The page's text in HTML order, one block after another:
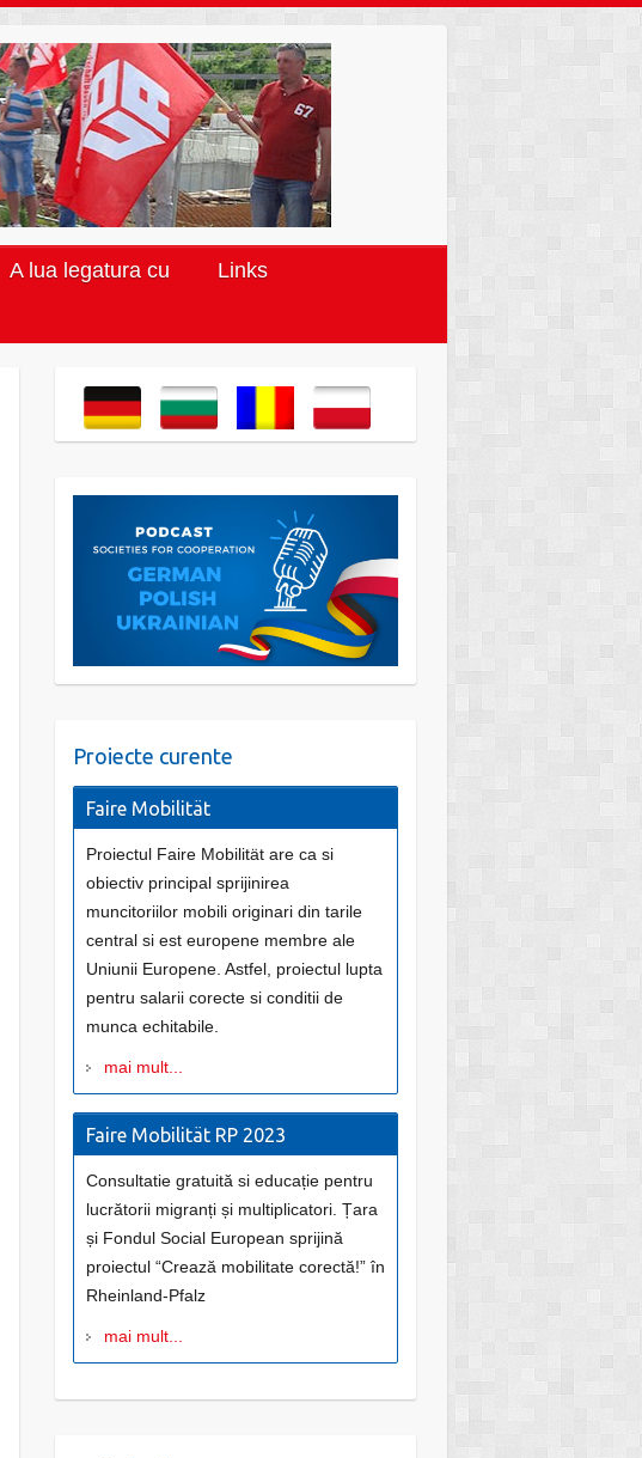
A lua legatura cu
Links
Proiecte curente
Faire Mobilität
Proiectul Faire Mobilität are ca si
obiectiv principal sprijinirea
muncitoriilor mobili originari din tarile
central si est europene membre ale
Uniunii Europene. Astfel, proiectul lupta
pentru salarii corecte si conditii de
munca echitabile.
mai mult...
Faire Mobilität RP 2023
Consultatie gratuită si educație pentru
lucrătorii migranți și multiplicatori. Țara
și Fondul Social European sprijină
proiectul “Crează mobilitate corectă!” în
Rheinland-Pfalz
mai mult...